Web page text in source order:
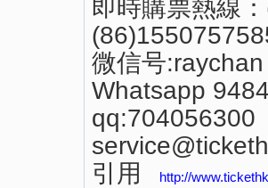
即時購票熱線
微信号:raychan
Whatsapp
qq:704056300
引用
http://